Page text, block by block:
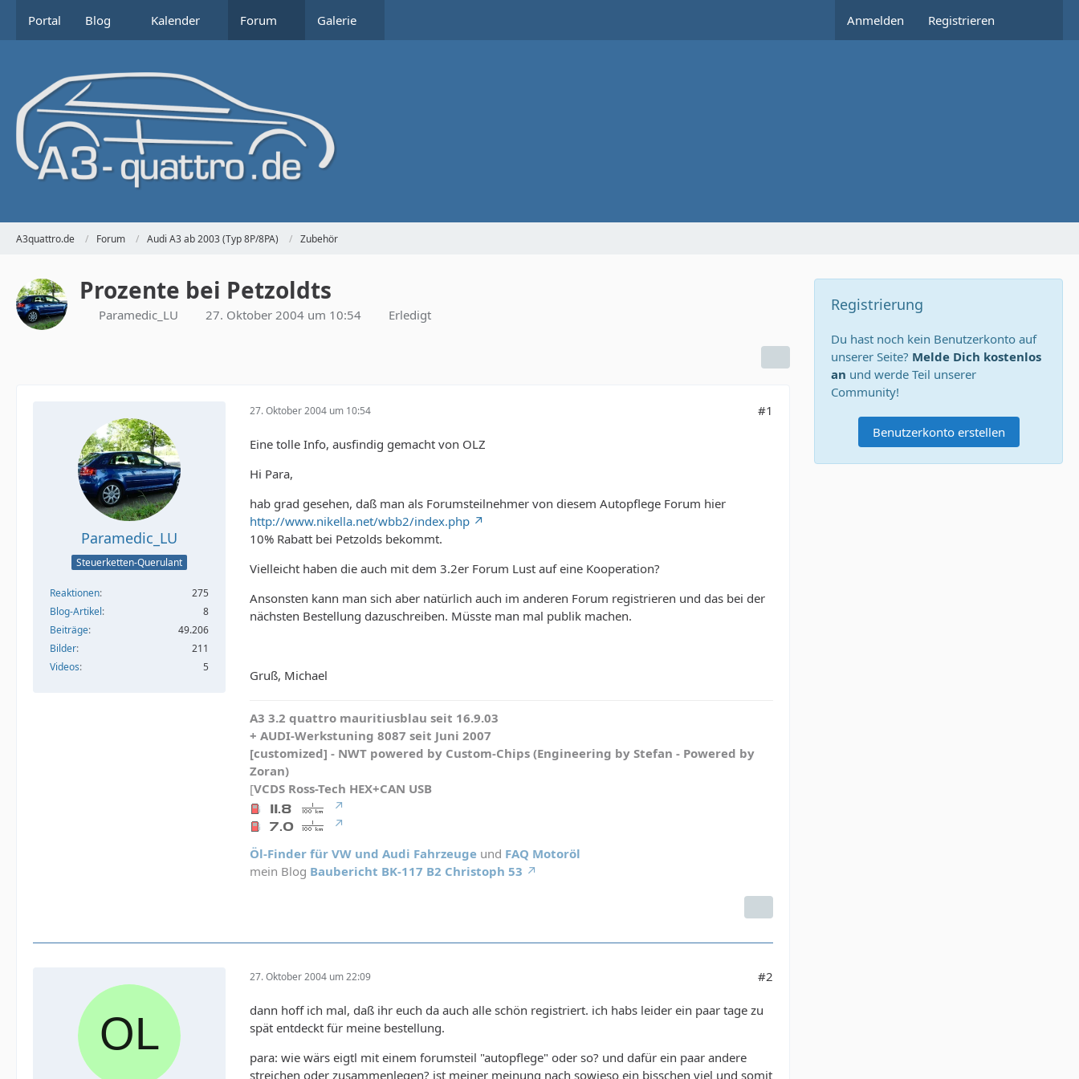
Portal Blog Kalender Forum Galerie Anmelden Registrieren
A3quattro.de Forum Audi A3 ab 2003 (Typ 8P/8PA) Zubehör
Prozente bei Petzoldts
Paramedic_LU 27. Oktober 2004 um 10:54 Erledigt
Paramedic_LU
Steuerketten-Querulant
Reaktionen
275
Blog-Artikel
8
Beiträge
49.206
Bilder
211
Videos
5
27. Oktober 2004 um 10:54 #1
Eine tolle Info, ausfindig gemacht von OLZ
Hi Para,
hab grad gesehen, daß man als Forumsteilnehmer von diesem Autopflege Forum hier
http://www.nikella.net/wbb2/index.php
10% Rabatt bei Petzolds bekommt.
Vielleicht haben die auch mit dem 3.2er Forum Lust auf eine Kooperation?
Ansonsten kann man sich aber natürlich auch im anderen Forum registrieren und das bei der
nächsten Bestellung dazuschreiben. Müsste man mal publik machen.
Gruß, Michael
A3 3.2 quattro mauritiusblau seit 16.9.03
+ AUDI-Werkstuning 8087 seit Juni 2007
[customized] - NWT powered by Custom-Chips (Engineering by Stefan - Powered by
Zoran)
[VCDS Ross-Tech HEX+CAN USB
Öl-Finder für VW und Audi Fahrzeuge und FAQ Motoröl
mein Blog Baubericht BK-117 B2 Christoph 53
27. Oktober 2004 um 22:09 #2
dann hoff ich mal, daß ihr euch da auch alle schön registriert. ich habs leider ein paar tage zu
spät entdeckt für meine bestellung.
para: wie wärs eigtl mit einem forumsteil "autopflege" oder so? und dafür ein paar andere
streichen oder zusammenlegen? ist meiner meinung nach sowieso ein bisschen viel und somit
Registrierung
Du hast noch kein Benutzerkonto auf
unserer Seite? Melde Dich kostenlos
an und werde Teil unserer
Community!
Benutzerkonto erstellen